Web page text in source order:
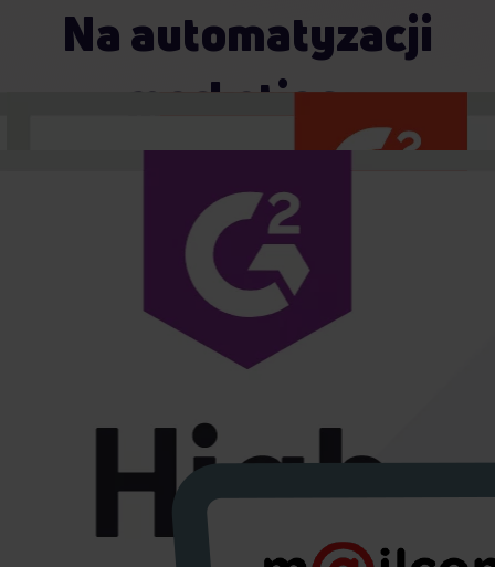
Na automatyzacji
marketingu
zjedliśmy zęby.
Przez 14 lat pomogliśmy ponad 1000
markom e-commerce’owym z całego
świata zaprojektować wydajne ścieżki
zakupowe oraz skuteczne kampanie